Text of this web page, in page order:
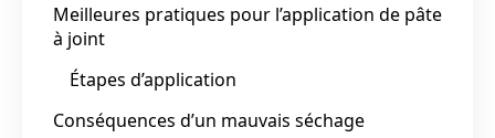
Meilleures pratiques pour l’application de pâte
à joint
Étapes d’application
Conséquences d’un mauvais séchage